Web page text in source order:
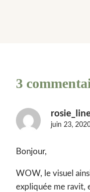
3
juin 23,
Bonjour,
WOW, le visuel
expliquée me ravit,